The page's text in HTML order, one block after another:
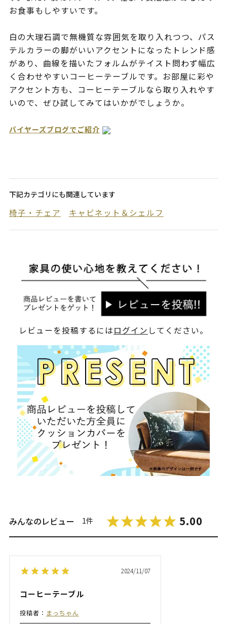
お食事もしやすいです。
白の大理石調で無機質な雰囲気を取り入れつつ、パス
テルカラーの脚がいいアクセントになったトレンド感
があり、曲線を描いたフォルムがテイスト問わず幅広
く合わせやすいコーヒーテーブルです。お部屋に彩や
アクセント方も、コーヒーテーブルなら取り入れやす
いので、ぜひ試してみてはいかがでしょうか。
バイヤーズブログでご紹介
下記カテゴリにも関連しています
椅子・チェア キャビネット＆シェルフ
レビューを投稿するにはログイン してください。
みんなのレビュー 1件 5.00
2024/11/07
コーヒーテーブル
投稿者： まっちゃん